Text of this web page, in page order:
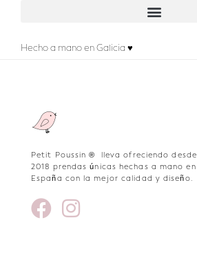
Hecho a mano en Galicia ♥
Petit Poussin ® lleva ofreciendo desde
2018 prendas únicas hechas a mano en
España con la mejor calidad y diseño.